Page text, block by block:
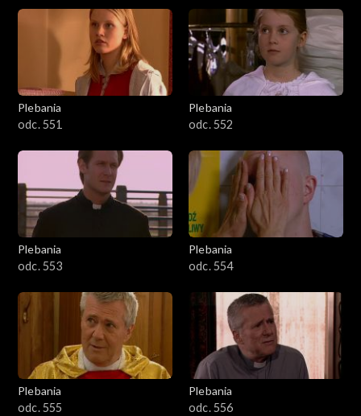
Plebania
odc. 551
Plebania
odc. 552
Plebania
odc. 553
Plebania
odc. 554
Plebania
odc. 555
Plebania
odc. 556